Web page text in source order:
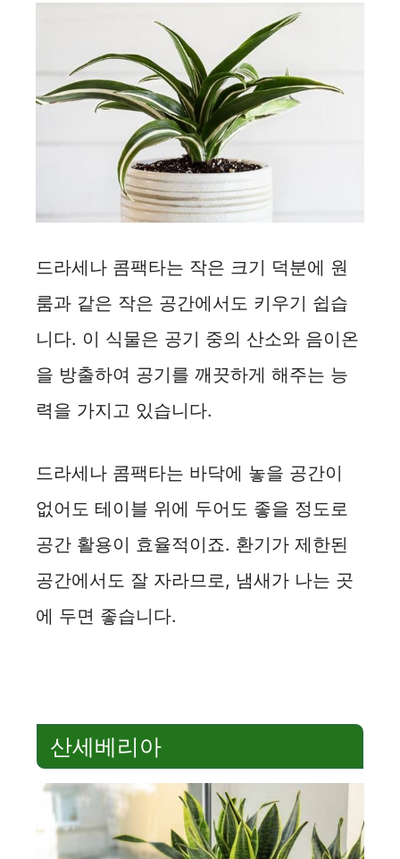
d
e
o
드라세나 콤팩타는 작은 크기 덕분에 원
룸과 같은 작은 공간에서도 키우기 쉽습
니다. 이 식물은 공기 중의 산소와 음이온
을 방출하여 공기를 깨끗하게 해주는 능
력을 가지고 있습니다.
드라세나 콤팩타는 바닥에 놓을 공간이
없어도 테이블 위에 두어도 좋을 정도로
공간 활용이 효율적이죠. 환기가 제한된
공간에서도 잘 자라므로, 냄새가 나는 곳
에 두면 좋습니다.
산세베리아